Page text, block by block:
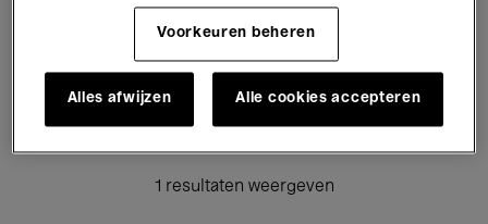
Voor iedereen Kids’ Palace
Onderwijs Rondleidingen
Hosted Events
1 resultaten weergeven
Voorkeuren beheren
Alles afwijzen Alle cookies accepteren